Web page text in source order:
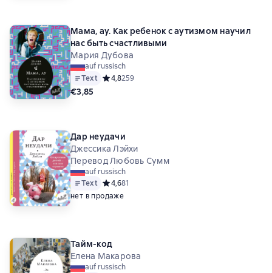
Мама, ау. Как ребенок с аутизмом научил
нас быть счастливыми
Мария Дубова
auf russisch
Text Средний рейтинг 4,8 на основе 259 оценок
4,8259
€3,85
Дар неудачи
Джессика Лэйхи
Перевод Любовь Сумм
auf russisch
Text Средний рейтинг 4,6 на основе 81 оценок
4,681
нет в продаже
Тайм-код
Елена Макарова
auf russisch